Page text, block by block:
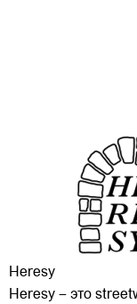
Heresy
Heresy – это